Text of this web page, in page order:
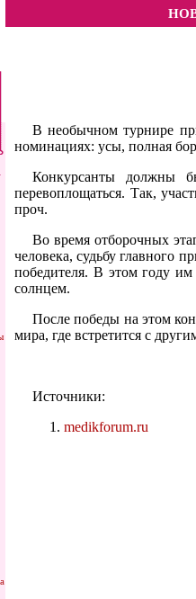
В необычном турнире
номинациях: усы, полная
Конкурсанты должны
перевоплощаться. Так,
проч.
Во время отборочных
человека, судьбу главного
победителя. В этом году
солнцем.
После победы на этом
мира, где встретится с
Источники:
medikforum.ru